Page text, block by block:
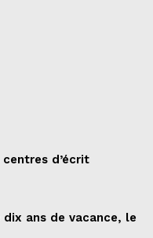
centres d’écrit
ans de vacance, le